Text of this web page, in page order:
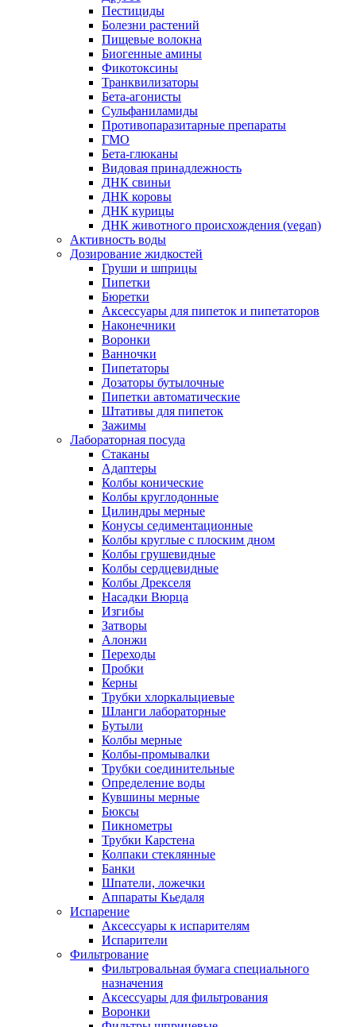
Пестициды
Болезни растений
Пищевые волокна
Биогенные амины
Фикотоксины
Транквилизаторы
Бета-агонисты
Сульфаниламиды
Противопаразитарные препараты
ГМО
Бета-глюканы
Видовая принадлежность
ДНК свиньи
ДНК коровы
ДНК курицы
ДНК животного происхождения (vegan)
Активность воды
Дозирование жидкостей
Груши и шприцы
Пипетки
Бюретки
Аксессуары для пипеток и пипетаторов
Наконечники
Воронки
Ванночки
Пипетаторы
Дозаторы бутылочные
Пипетки автоматические
Штативы для пипеток
Зажимы
Лабораторная посуда
Стаканы
Адаптеры
Колбы конические
Колбы круглодонные
Цилиндры мерные
Конусы седиментационные
Колбы круглые с плоским дном
Колбы грушевидные
Колбы сердцевидные
Колбы Дрекселя
Насадки Вюрца
Изгибы
Затворы
Алонжи
Переходы
Пробки
Керны
Трубки хлоркальциевые
Шланги лабораторные
Бутыли
Колбы мерные
Колбы-промывалки
Трубки соединительные
Определение воды
Кувшины мерные
Бюксы
Пикнометры
Трубки Карстена
Колпаки стеклянные
Банки
Шпатели, ложечки
Аппараты Кьедаля
Испарение
Аксессуары к испарителям
Испарители
Фильтрование
Фильтровальная бумага специального
назначения
Аксессуары для фильтрования
Воронки